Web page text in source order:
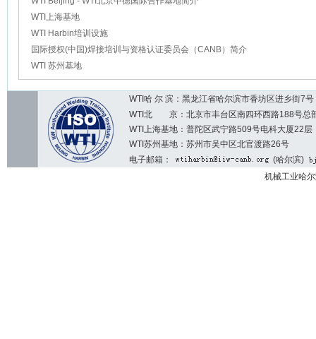
WTI上海基地
WTI Harbin培训设施
国际授权(中国)焊接培训与资格认证委员会（CANB）简介
WTI 苏州基地
WTI哈 尔 滨：黑龙江省哈尔滨市香坊区进乡街
WTI北 京：北京市丰台区南四环西路188号总
WTI上海基地：普陀区武宁路509号电科大厦22层
WTI苏州基地：苏州市吴中区北官渡路26号
电子邮箱：
(哈尔滨)
机械工业哈